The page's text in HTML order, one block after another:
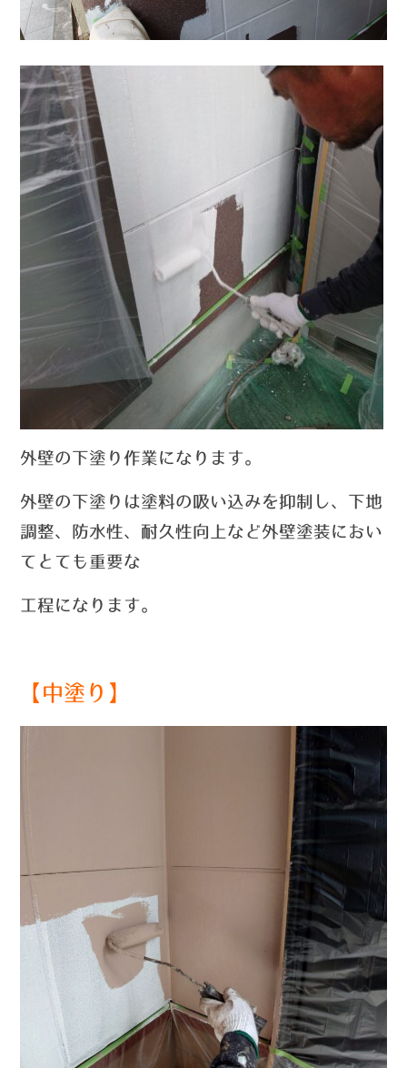
外壁の下塗り作業になります。
外壁の下塗りは塗料の吸い込みを抑制し、下地
調整、防水性、耐久性向上など外壁塗装におい
てとても重要な
工程になります。
【中塗り】